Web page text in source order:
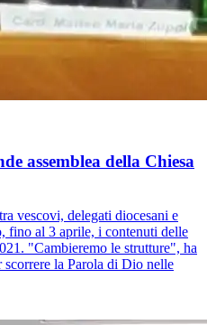
assemblea della Chiesa
vescovi, delegati diocesani e
fino al 3 aprile, i contenuti delle
"Cambieremo le strutture", ha
la Parola di Dio nelle